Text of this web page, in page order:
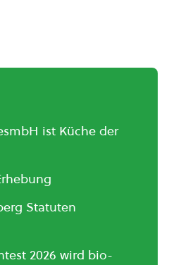
ist Küche der
Statuten
2026 wird bio-